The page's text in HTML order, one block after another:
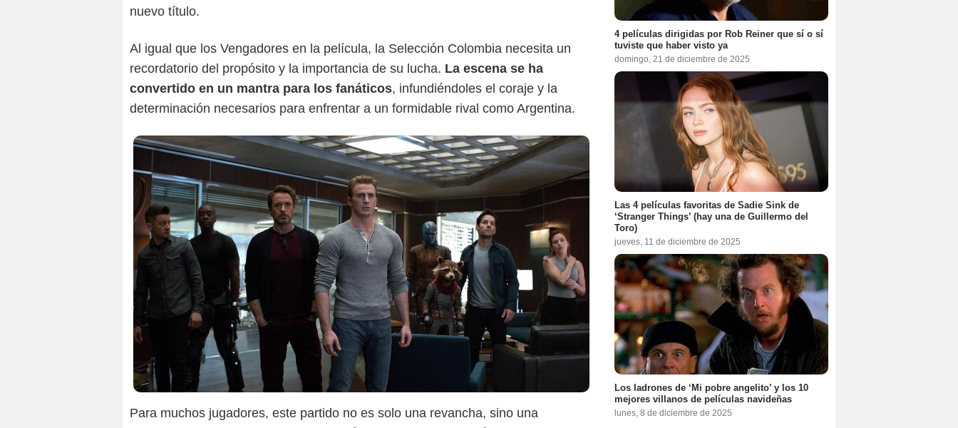
nuevo título.
Al igual que los Vengadores en la película, la Selección Colombia necesita un
recordatorio del propósito y la importancia de su lucha. La escena se ha
convertido en un mantra para los fanáticos, infundiéndoles el coraje y la
determinación necesarios para enfrentar a un formidable rival como Argentina.
Para muchos jugadores, este partido no es solo una revancha, sino una
4 películas dirigidas por Rob Reiner que sí o sí
tuviste que haber visto ya
domingo, 21 de diciembre de 2025
Las 4 películas favoritas de Sadie Sink de
‘Stranger Things’ (hay una de Guillermo del
Toro)
jueves, 11 de diciembre de 2025
Los ladrones de ‘Mi pobre angelito’ y los 10
mejores villanos de películas navideñas
lunes, 8 de diciembre de 2025